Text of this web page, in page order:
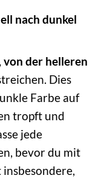
nach dunkel
von der helleren
Dies
Farbe auf
tropft und
jede
bevor du mit